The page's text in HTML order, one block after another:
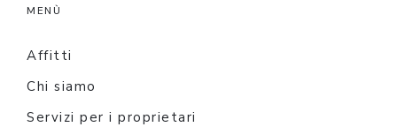
MENÙ
Affitti
Chi siamo
Servizi per i proprietari